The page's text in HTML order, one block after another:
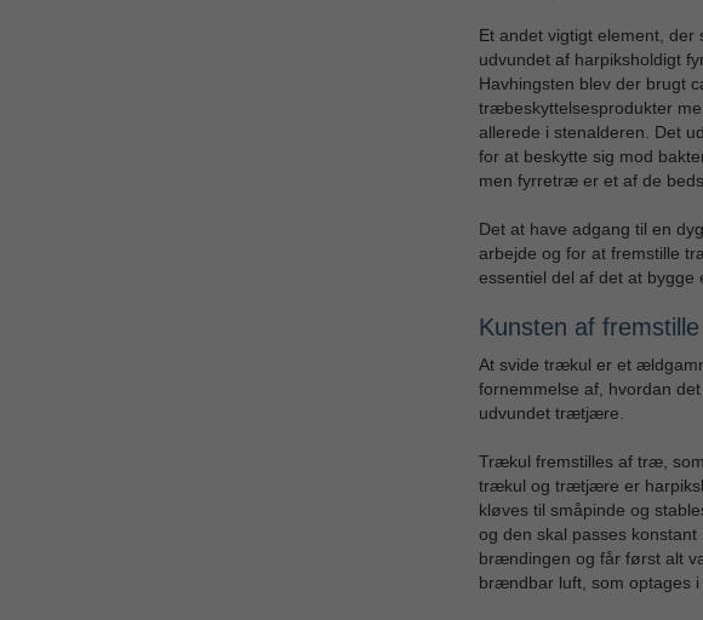
Et andet vigtigt element,
udvundet af harpiksholdigt
Havhingsten blev der brugt
træbeskyttelsesprodukter
allerede i stenalderen. Det
for at beskytte sig mod
men fyrretræ er et af de
Det at have adgang til en
arbejde og for at fremstille
essentiel del af det at bygge
Kunsten af
At svide trækul er et
fornemmelse af, hvordan
udvundet trætjære.
Trækul fremstilles af træ,
trækul og trætjære er
kløves til småpinde og
og den skal passes
brændingen og får først alt
brændbar luft, som optages